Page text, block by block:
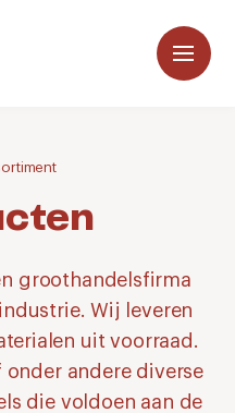
groothandelsfirma
Wij leveren
uit voorraad.
andere diverse
die voldoen aan de